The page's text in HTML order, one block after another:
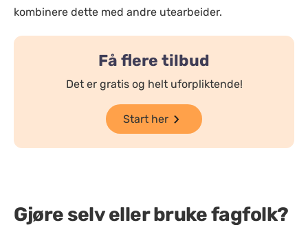
kombinere dette med andre utearbeider.
Få flere tilbud
Det er gratis og helt uforpliktende!
Start her
Gjøre selv eller bruke fagfolk?